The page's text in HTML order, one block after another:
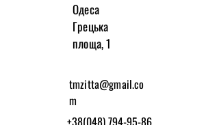
​Одеса
Грецька
площа, 1
tmzitta@gmail.co
m
+38(048) 794-95-86